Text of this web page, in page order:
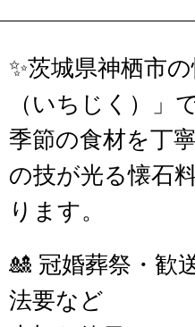
✨茨城県神栖市
（いちじく）」
季節の食材を丁
の技が光る懐石
ります。
🎎 冠婚葬祭・歓
法要など